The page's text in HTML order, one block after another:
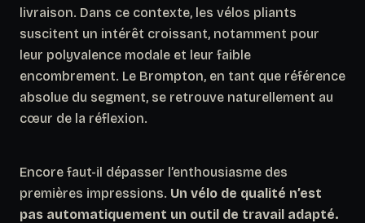
livraison. Dans ce contexte, les vélos pliants
suscitent un intérêt croissant, notamment pour
leur polyvalence modale et leur faible
encombrement. Le Brompton, en tant que référence
absolue du segment, se retrouve naturellement au
cœur de la réflexion.
Encore faut-il dépasser l’enthousiasme des
premières impressions. Un vélo de qualité n’est
pas automatiquement un outil de travail adapté.